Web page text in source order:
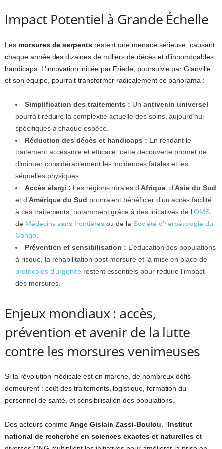
Impact Potentiel à Grande Échelle
Les morsures de serpents restent une menace sérieuse, causant
chaque année des dizaines de milliers de décès et d’innombrables
handicaps. L’innovation initiée par Friede, poursuivie par Glanville
et son équipe, pourrait transformer radicalement ce panorama :
Simplification des traitements : Un antivenin universel
pourrait réduire la complexité actuelle des soins, aujourd’hui
spécifiques à chaque espèce.
Réduction des décès et handicaps : En rendant le
traitement accessible et efficace, cette découverte promet de
diminuer considérablement les incidences fatales et les
séquelles physiques.
Accès élargi : Les régions rurales d’Afrique, d’Asie du Sud
et d’Amérique du Sud pourraient bénéficier d’un accès facilité
à ces traitements, notamment grâce à des initiatives de l’OMS,
de Médecins sans frontières ou de la Société d’herpétologie du
Congo.
Prévention et sensibilisation : L’éducation des populations
à risque, la réhabilitation post-morsure et la mise en place de
protocoles d’urgence restent essentiels pour réduire l’impact
des morsures.
Enjeux mondiaux : accès,
prévention et avenir de la lutte
contre les morsures venimeuses
Si la révolution médicale est en marche, de nombreux défis
demeurent : coût des traitements, logistique, formation du
personnel de santé, et sensibilisation des populations.
Des acteurs comme Ange Gislain Zassi-Boulou, l’Institut
national de recherche en sciences exactes et naturelles et